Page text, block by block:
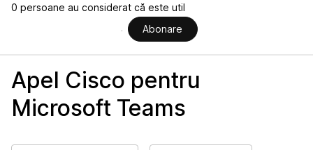
0 persoane au considerat că este util
Abonare
Apel Cisco pentru
Microsoft Teams